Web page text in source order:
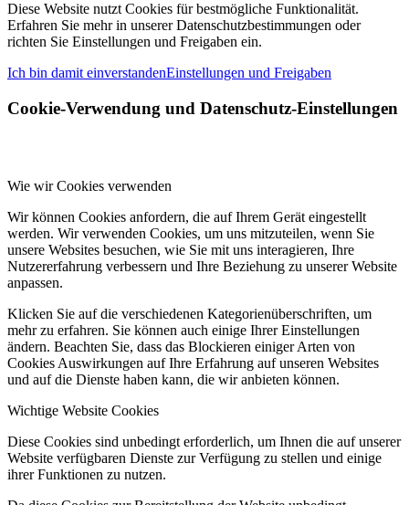
Diese Website nutzt Cookies für bestmögliche Funktionalität.
Erfahren Sie mehr in unserer Datenschutzbestimmungen oder
richten Sie Einstellungen und Freigaben ein.
Ich bin damit einverstandenEinstellungen und Freigaben
Cookie-Verwendung und Datenschutz-Einstellungen
Wie wir Cookies verwenden
Wir können Cookies anfordern, die auf Ihrem Gerät eingestellt
werden. Wir verwenden Cookies, um uns mitzuteilen, wenn Sie
unsere Websites besuchen, wie Sie mit uns interagieren, Ihre
Nutzererfahrung verbessern und Ihre Beziehung zu unserer Website
anpassen.
Klicken Sie auf die verschiedenen Kategorienüberschriften, um
mehr zu erfahren. Sie können auch einige Ihrer Einstellungen
ändern. Beachten Sie, dass das Blockieren einiger Arten von
Cookies Auswirkungen auf Ihre Erfahrung auf unseren Websites
und auf die Dienste haben kann, die wir anbieten können.
Wichtige Website Cookies
Diese Cookies sind unbedingt erforderlich, um Ihnen die auf unserer
Website verfügbaren Dienste zur Verfügung zu stellen und einige
ihrer Funktionen zu nutzen.